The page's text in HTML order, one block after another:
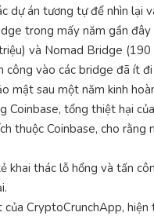
dự án tương tự để nhìn lại
trong mấy năm gần
và Nomad Bridge (190
công vào các bridge đã ít
mật sau một năm kinh
Coinbase, tổng thiệt hại
thuộc Coinbase, cho
khai thác lỗ hổng và tấn
CryptoCrunchApp,